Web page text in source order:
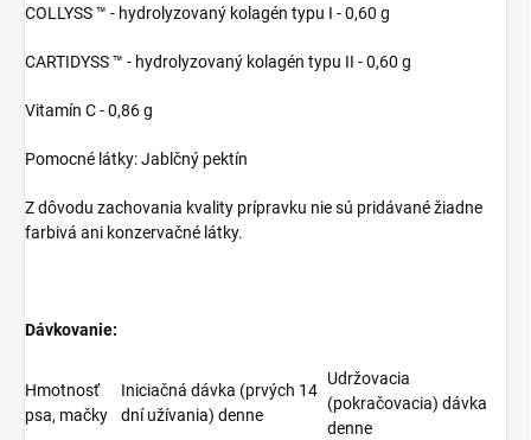
COLLYSS ™ - hydrolyzovaný kolagén typu I - 0,60 g
CARTIDYSS ™ - hydrolyzovaný kolagén typu II - 0,60 g
Vitamín C - 0,86 g
Pomocné látky: Jablčný pektín
Z dôvodu zachovania kvality prípravku nie sú pridávané žiadne
farbivá ani konzervačné látky.
Dávkovanie:
Hmotnosť
psa, mačky
Iniciačná dávka (prvých 14
dní užívania) denne
Udržovacia
(pokračovacia) dávka
denne